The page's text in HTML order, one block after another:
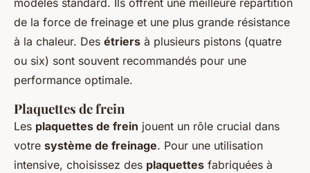
modèles standard. Ils offrent une meilleure répartition
de la force de freinage et une plus grande résistance
à la chaleur. Des étriers à plusieurs pistons (quatre
ou six) sont souvent recommandés pour une
performance optimale.
Plaquettes de frein
Les plaquettes de frein jouent un rôle crucial dans
votre système de freinage. Pour une utilisation
intensive, choisissez des plaquettes fabriquées à